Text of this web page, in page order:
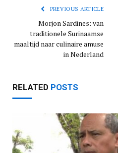
PREVIOUS ARTICLE
Morjon Sardines: van
traditionele Surinaamse
maaltijd naar culinaire amuse
in Nederland
RELATED POSTS